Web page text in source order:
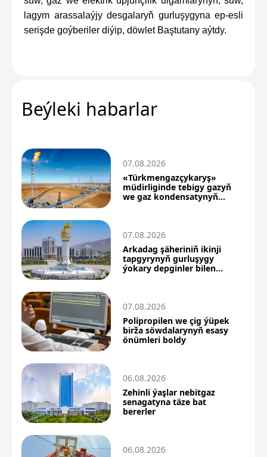
lagym arassalaýjy desgalaryň gurluşygyna ep-esli
serişde goýberiler diýip, döwlet Baştutany aýtdy.
Beýleki habarlar
07.08.2026
«Türkmengazçykaryş»
müdirliginde tebigy gazyň
we gaz kondensatynyň
07.08.2026
Arkadag şäheriniň ikinji
tapgyrynyň gurluşygy
ýokary depginler bilen
07.08.2026
Polipropilen we çig ýüpek
birža söwdalarynyň esasy
önümleri boldy
06.08.2026
Zehinli ýaşlar nebitgaz
senagatyna täze bat
bererler
06.08.2026